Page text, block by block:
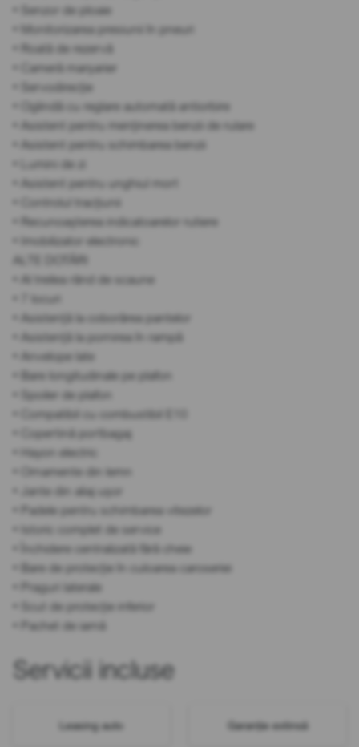
• Senzor de ploaie
• Monitorizarea presiunii în pneuri
• Roată de rezervă
• Cameră marșarier
• Servodirecție
• Oglindă cu reglare automată antiorbire
• Asistent pentru menținerea benzii de rulare
• Asistent pentru schimbarea benzii
• Lumini de zi
• Asistent pentru unghiul mort
• Controlul tracțiunii
• Recunoașterea indicatoarelor rutiere
• Imobilizator electronic
ALTE DOTĂRI
• Al treilea rând de scaune
• 7 locuri
• Asistență la coborârea pantelor
• Asistență la pornirea în rampă
• Anvelope late
• Bare longitudinale pe plafon
• Spoiler de plafon
• Compatibil cu combustibil E10
• Copertină portbagaj
• Hayon electric
• Ornamente din lemn
• Jante din aliaj ușor
• Padele pentru schimbarea vitezelor
• Istoric complet de service
• Închidere centralizată fără cheie
• Bare de protecție în culoarea caroseriei
• Praguri laterale
• Scut de protecție inferior
• Pachet de iarnă
Servicii incluse
Leasing auto Garanție extinsă